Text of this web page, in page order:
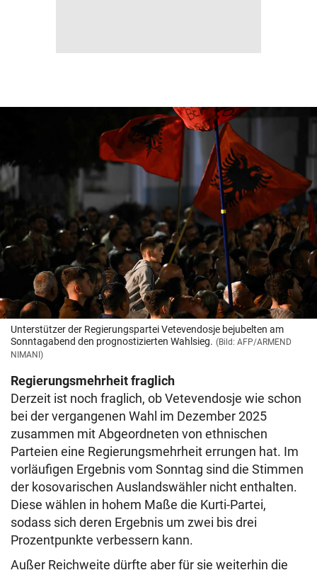
Unterstützer der Regierungspartei Vetevendosje bejubelten am
Sonntagabend den prognostizierten Wahlsieg. (Bild: AFP/ARMEND
NIMANI)
Regierungsmehrheit fraglich
Derzeit ist noch fraglich, ob Vetevendosje wie schon
bei der vergangenen Wahl im Dezember 2025
zusammen mit Abgeordneten von ethnischen
Parteien eine Regierungsmehrheit errungen hat. Im
vorläufigen Ergebnis vom Sonntag sind die Stimmen
der kosovarischen Auslandswähler nicht enthalten.
Diese wählen in hohem Maße die Kurti-Partei,
sodass sich deren Ergebnis um zwei bis drei
Prozentpunkte verbessern kann.
Außer Reichweite dürfte aber für sie weiterhin die